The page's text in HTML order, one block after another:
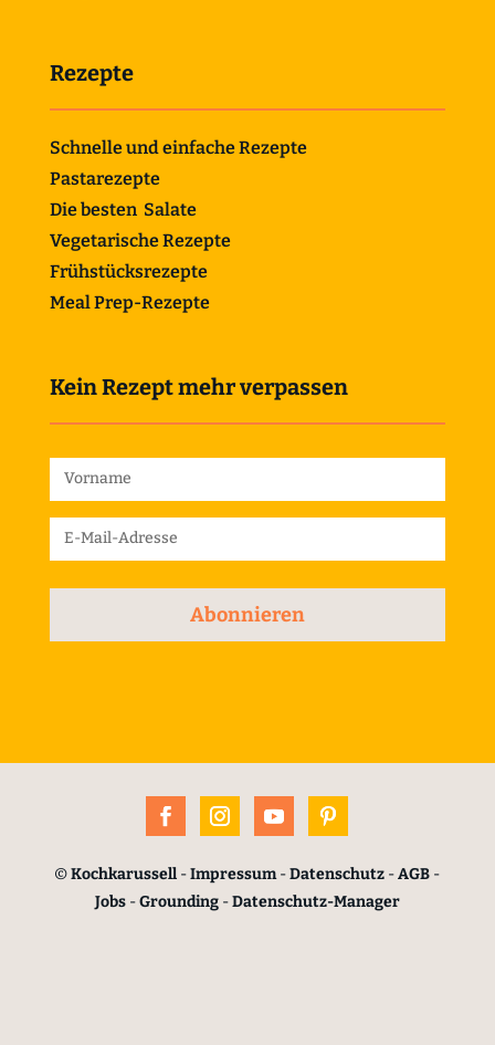
Rezepte
Schnelle und einfache Rezepte
Pastarezepte
Die besten Salate
Vegetarische Rezepte
Frühstücksrezepte
Meal Prep-Rezepte
Kein Rezept mehr verpassen
Abonnieren
©Kochkarussell -Impressum-Datenschutz -AGB -
Jobs-Grounding-Datenschutz-Manager